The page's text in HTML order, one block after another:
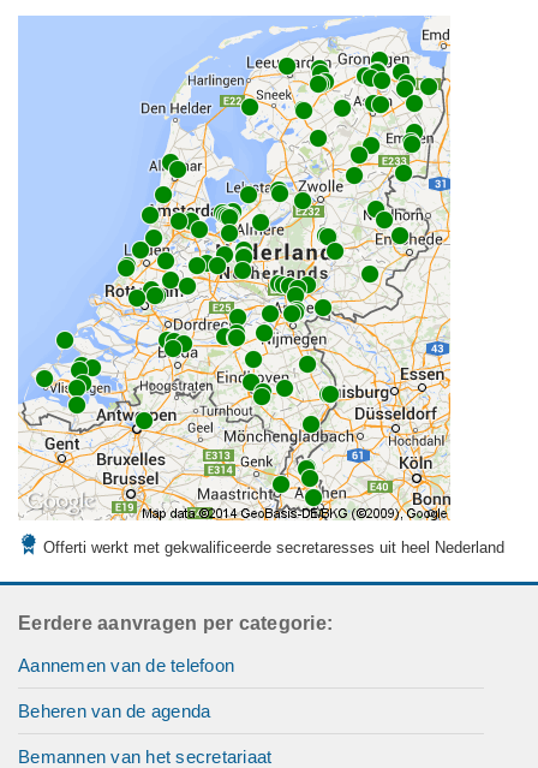
Offerti werkt met gekwalificeerde secretaresses uit heel Nederland
Eerdere aanvragen per categorie:
Aannemen van de telefoon
Beheren van de agenda
Bemannen van het secretariaat